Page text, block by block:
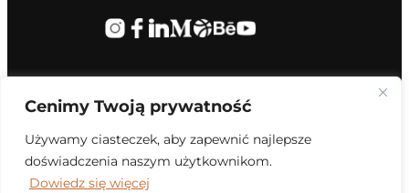
Cenimy Twoją prywatność
Używamy ciasteczek, aby zapewnić najlepsze
doświadczenia naszym użytkownikom.
Dowiedz się więcej